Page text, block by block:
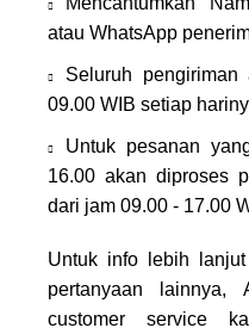
atau WhatsApp
Seluruh pengiriman
09.00 WIB setiap
Untuk pesanan
16.00 akan diproses
dari jam 09.00 - 17.00
Untuk info lebih
pertanyaan lainnya,
customer service